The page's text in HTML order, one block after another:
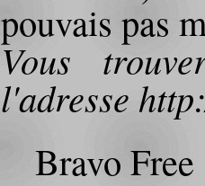
pouvais pas
Vous
l'adresse
Bravo